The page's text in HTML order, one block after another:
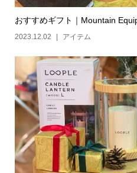
おすすめギフト｜Mountain
2023.12.02 アイテム